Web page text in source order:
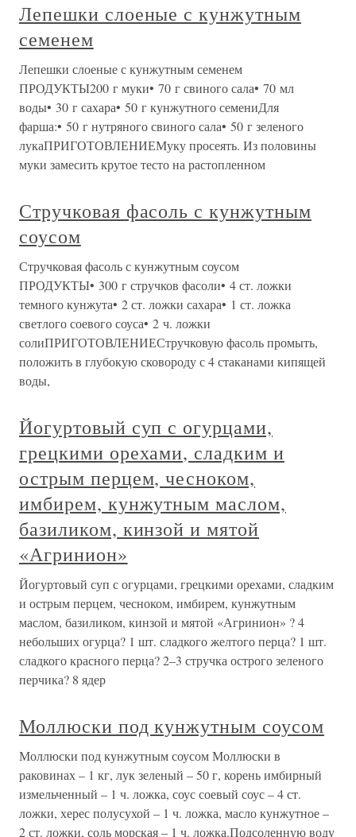
Лепешки слоеные с кунжутным
семенем
Лепешки слоеные с кунжутным семенем
ПРОДУКТЫ200 г муки• 70 г свиного сала• 70 мл
воды• 30 г сахара• 50 г кунжутного семениДля
фарша:• 50 г нутряного свиного сала• 50 г зеленого
лукаПРИГОТОВЛЕНИЕМуку просеять. Из половины
муки замесить крутое тесто на растопленном
Стручковая фасоль с кунжутным
соусом
Стручковая фасоль с кунжутным соусом
ПРОДУКТЫ• 300 г стручков фасоли• 4 ст. ложки
темного кунжута• 2 ст. ложки сахара• 1 ст. ложка
светлого соевого соуса• 2 ч. ложки
солиПРИГОТОВЛЕНИЕСтручковую фасоль промыть,
положить в глубокую сковороду с 4 стаканами кипящей
воды,
Йогуртовый суп с огурцами,
грецкими орехами, сладким и
острым перцем, чесноком,
имбирем, кунжутным маслом,
базиликом, кинзой и мятой
«Агринион»
Йогуртовый суп с огурцами, грецкими орехами, сладким
и острым перцем, чесноком, имбирем, кунжутным
маслом, базиликом, кинзой и мятой «Агринион» ? 4
небольших огурца? 1 шт. сладкого желтого перца? 1 шт.
сладкого красного перца? 2–3 стручка острого зеленого
перчика? 8 ядер
Моллюски под кунжутным соусом
Моллюски под кунжутным соусом Моллюски в
раковинах – 1 кг, лук зеленый – 50 г, корень имбирный
измельченный – 1 ч. ложка, соус соевый соус – 4 ст.
ложки, херес полусухой – 1 ч. ложка, масло кунжутное –
2 ст. ложки, соль морская – 1 ч. ложка.Подсоленную воду